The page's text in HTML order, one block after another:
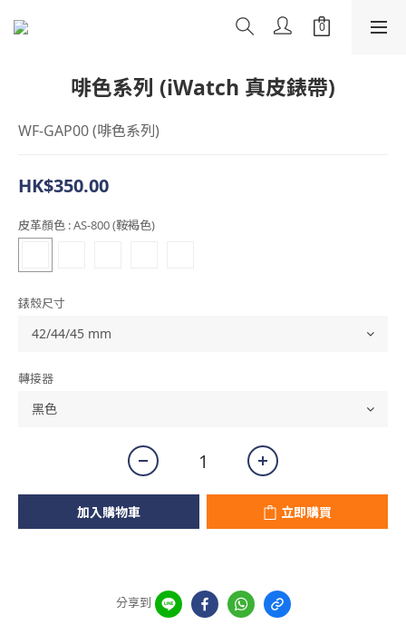
啡色系列 (iWatch 真皮錶帶)
WF-GAP00 (啡色系列)
HK$350.00
皮革顏色 : AS-800 (鞍褐色)
錶殼尺寸
轉接器
加入購物車 立即購買
分享到